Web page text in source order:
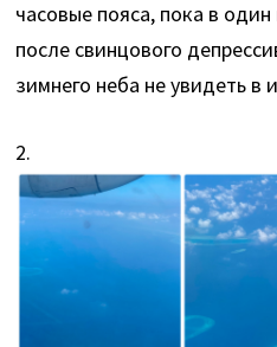
часовые пояса, пока в
после свинцового
зимнего неба не увидеть
2.